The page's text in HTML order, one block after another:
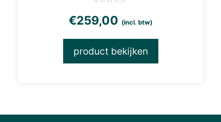
€259,00 (incl. btw)
product bekijken